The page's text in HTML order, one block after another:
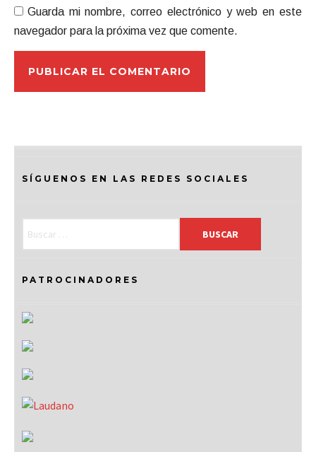
Guarda mi nombre, correo electrónico y web en este
navegador para la próxima vez que comente.
SÍGUENOS EN LAS REDES SOCIALES
PATROCINADORES